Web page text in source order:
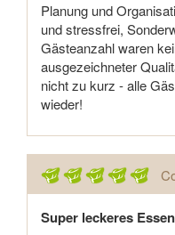
Planung und
und stressfrei,
Gästeanzahl waren
ausgezeichneter
nicht zu kurz - alle
wieder!
Super leckeres